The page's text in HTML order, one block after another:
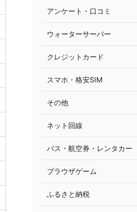
アンケート・口コミ
ウォーターサーバー
クレジットカード
スマホ・格安SIM
その他
ネット回線
バス・航空券・レンタカー
ブラウザゲーム
ふるさと納税